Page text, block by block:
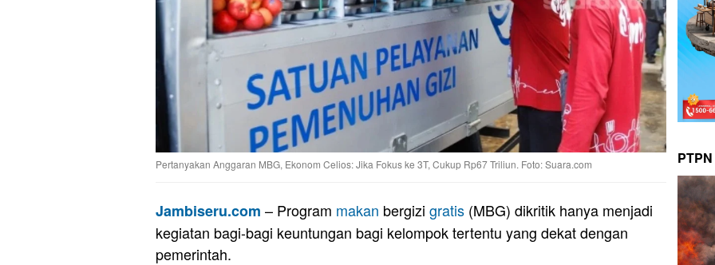
Pertanyakan Anggaran MBG, Ekonom Celios: Jika Fokus ke 3T, Cukup Rp67 Triliun. Foto: Suara.com
Jambiseru.com – Program makan bergizi gratis (MBG) dikritik hanya menjadi
kegiatan bagi-bagi keuntungan bagi kelompok tertentu yang dekat dengan
pemerintah.